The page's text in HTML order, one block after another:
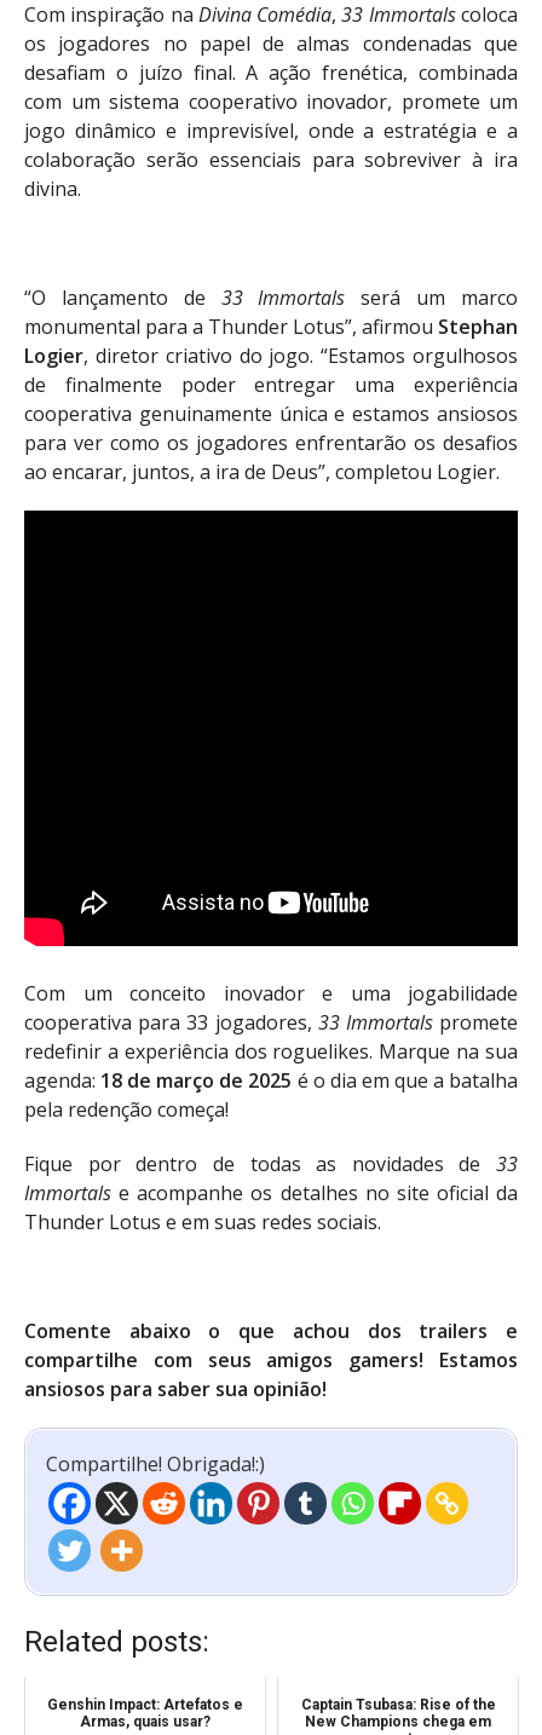
Com inspiração na Divina Comédia,33 Immortalscoloca
os jogadores no papel de almas condenadas que
desafiam o juízo final. A ação frenética, combinada
com um sistema cooperativo inovador, promete um
jogo dinâmico e imprevisível, onde a estratégia e a
colaboração serão essenciais para sobreviver à ira
divina.
“O lançamento de 33 Immortals será um marco
monumental para a Thunder Lotus”, afirmou Stephan
Logier, diretor criativo do jogo. “Estamos orgulhosos
de finalmente poder entregar uma experiência
cooperativa genuinamente única e estamos ansiosos
para ver como os jogadores enfrentarão os desafios
ao encarar, juntos, a ira de Deus”, completou Logier.
Com um conceito inovador e uma jogabilidade
cooperativa para 33 jogadores, 33 Immortalspromete
redefinir a experiência dos roguelikes. Marque na sua
agenda: 18 de março de 2025 é o dia em que a batalha
pela redenção começa!
Fique por dentro de todas as novidades de 33
Immortals e acompanhe os detalhes no site oficial da
Thunder Lotus e em suas redes sociais.
Comente abaixo o que achou dos trailers e
compartilhe com seus amigos gamers! Estamos
ansiosos para saber sua opinião!
Compartilhe! Obrigada!:)
Related posts:
Genshin Impact: Artefatos e
Armas, quais usar?
Captain Tsubasa: Rise of the
New Champions chega em